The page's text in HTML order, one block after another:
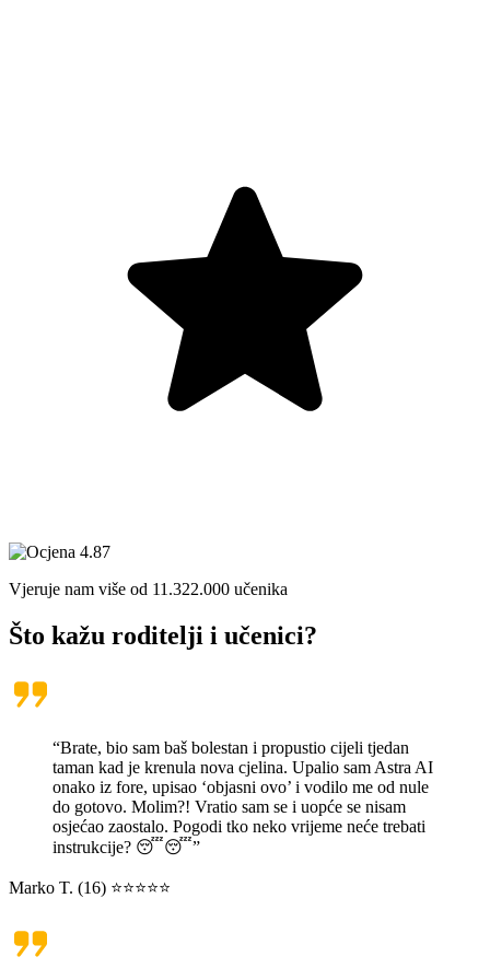
Vjeruje nam više od 11.322.000 učenika
Što kažu roditelji i učenici?
“Brate, bio sam baš bolestan i propustio cijeli tjedan
taman kad je krenula nova cjelina. Upalio sam Astra AI
onako iz fore, upisao ‘objasni ovo’ i vodilo me od nule
do gotovo. Molim?! Vratio sam se i uopće se nisam
osjećao zaostalo. Pogodi tko neko vrijeme neće trebati
instrukcije? 😴😴”
Marko T. (16) ⭐⭐⭐⭐⭐